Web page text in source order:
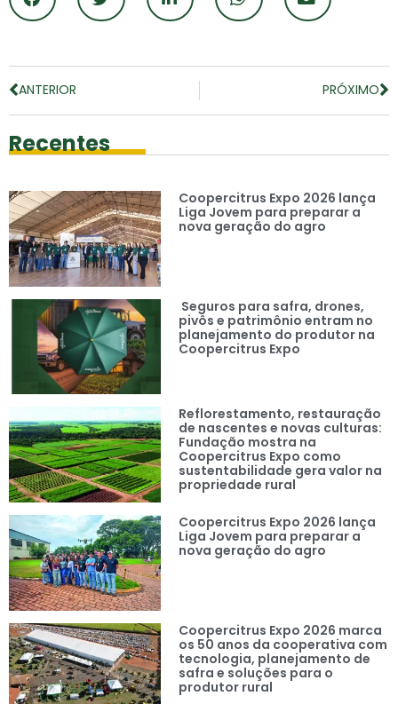
ANTERIOR PRÓXIMO
Recentes
Coopercitrus Expo 2026 lança
Liga Jovem para preparar a
nova geração do agro
Seguros para safra, drones,
pivôs e patrimônio entram no
planejamento do produtor na
Coopercitrus Expo
Reflorestamento, restauração
de nascentes e novas culturas:
Fundação mostra na
Coopercitrus Expo como
sustentabilidade gera valor na
propriedade rural
Coopercitrus Expo 2026 lança
Liga Jovem para preparar a
nova geração do agro
Coopercitrus Expo 2026 marca
os 50 anos da cooperativa com
tecnologia, planejamento de
safra e soluções para o
produtor rural